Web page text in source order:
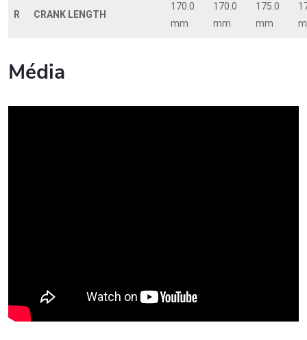
R CRANK LENGTH
170.0
mm
170.0
mm
175.0
mm
Média